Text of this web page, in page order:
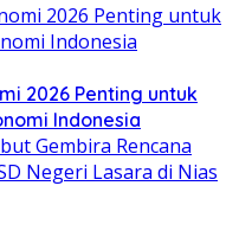
2026 Penting untuk
Indonesia